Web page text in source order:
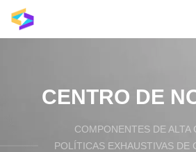
CENTRO DE
COMPONENTES DE ALTA
POLÍTICAS EXHAUSTIVAS DE